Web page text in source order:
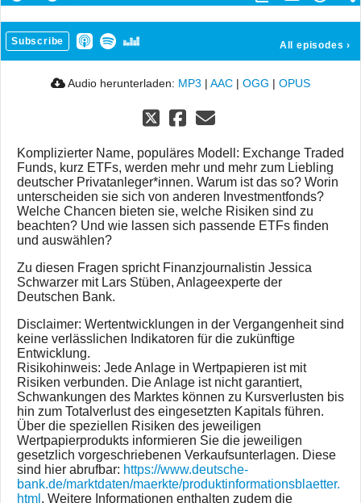
Subscribe All episodes ›
Audio herunterladen: MP3 | AAC | OGG | OPUS
Komplizierter Name, populäres Modell: Exchange Traded
Funds, kurz ETFs, werden mehr und mehr zum Liebling
deutscher Privatanleger*innen. Warum ist das so? Worin
unterscheiden sie sich von anderen Investmentfonds?
Welche Chancen bieten sie, welche Risiken sind zu
beachten? Und wie lassen sich passende ETFs finden
und auswählen?
Zu diesen Fragen spricht Finanzjournalistin Jessica
Schwarzer mit Lars Stüben, Anlageexperte der
Deutschen Bank.
Disclaimer: Wertentwicklungen in der Vergangenheit sind
keine verlässlichen Indikatoren für die zukünftige
Entwicklung.
Risikohinweis: Jede Anlage in Wertpapieren ist mit
Risiken verbunden. Die Anlage ist nicht garantiert,
Schwankungen des Marktes können zu Kursverlusten bis
hin zum Totalverlust des eingesetzten Kapitals führen.
Über die speziellen Risiken des jeweiligen
Wertpapierprodukts informieren Sie die jeweiligen
gesetzlich vorgeschriebenen Verkaufsunterlagen. Diese
sind hier abrufbar: https://www.deutsche-
bank.de/marktdaten/maerkte/produktinformationsblaetter.
html . Weitere Informationen enthalten zudem die